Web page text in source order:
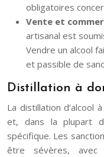
obligatoires
Vente et
artisanal est
Vendre un alcool
et passible de
Distillation à
La distillation d’alcool
et, dans la plupart
spécifique. Les
être sévères, avec